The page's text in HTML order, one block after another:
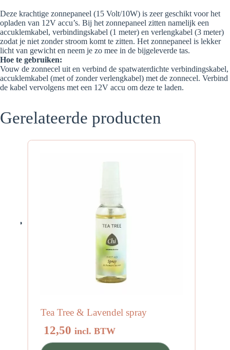
Deze krachtige zonnepaneel (15 Volt/10W) is zeer geschikt voor het
opladen van 12V accu’s. Bij het zonnepaneel zitten namelijk een
accuklemkabel, verbindingskabel (1 meter) en verlengkabel (3 meter)
zodat je niet zonder stroom komt te zitten. Het zonnepaneel is lekker
licht van gewicht en neem je zo mee in de bijgeleverde tas.
Hoe te gebruiken:
Vouw de zonnecel uit en verbind de spatwaterdichte verbindingskabel,
accuklemkabel (met of zonder verlengkabel) met de zonnecel. Verbind
de kabel vervolgens met een 12V accu om deze te laden.
Gerelateerde producten
Tea Tree & Lavendel spray
12,50 incl. BTW